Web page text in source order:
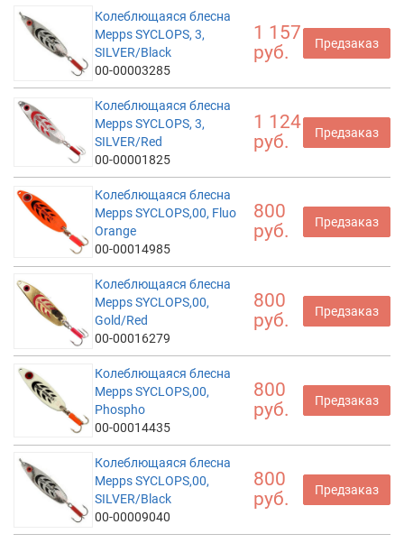
Колеблющаяся блесна
Mepps SYCLOPS, 3,
SILVER/Black
00-00003285
1 157
руб.
Предзаказ
Колеблющаяся блесна
Mepps SYCLOPS, 3,
SILVER/Red
00-00001825
1 124
руб.
Предзаказ
Колеблющаяся блесна
Mepps SYCLOPS,00, Fluo
Orange
00-00014985
800
руб.
Предзаказ
Колеблющаяся блесна
Mepps SYCLOPS,00,
Gold/Red
00-00016279
800
руб.
Предзаказ
Колеблющаяся блесна
Mepps SYCLOPS,00,
Phospho
00-00014435
800
руб.
Предзаказ
Колеблющаяся блесна
Mepps SYCLOPS,00,
SILVER/Black
00-00009040
800
руб.
Предзаказ